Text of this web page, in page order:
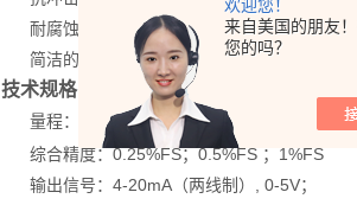
欢迎您！
来自美国的朋友
您的吗？
耐腐蚀、精度高，免调校
简洁的外形设计，性价比高
技术规格：
量程： 0～1MPa～35MPa
综合精度：0.25%FS；0.5%FS ；1%FS
输出信号：4-20mA（两线制）, 0-5V；